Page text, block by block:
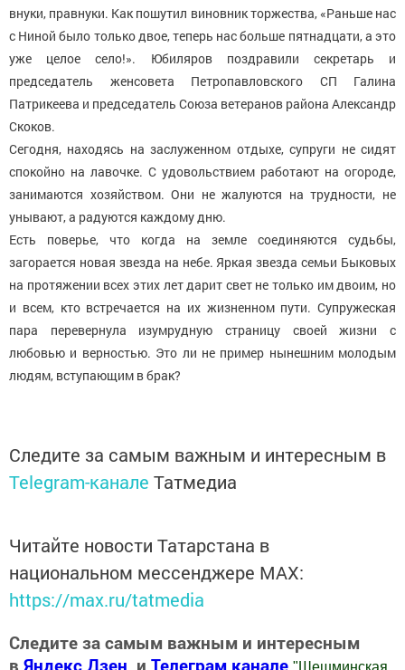
внуки, правнуки. Как пошутил виновник торжества, «Раньше нас
с Ниной было только двое, теперь нас больше пятнадцати, а это
уже целое село!». Юбиляров поздравили секретарь и
председатель женсовета Петропавловского СП Галина
Патрикеева и председатель Союза ветеранов района Александр
Скоков.
Сегодня, находясь на заслуженном отдыхе, супруги не сидят
спокойно на лавочке. С удовольствием работают на огороде,
занимаются хозяйством. Они не жалуются на трудности, не
унывают, а радуются каждому дню.
Есть поверье, что когда на земле соединяются судьбы,
загорается новая звезда на небе. Яркая звезда семьи Быковых
на протяжении всех этих лет дарит свет не только им двоим, но
и всем, кто встречается на их жизненном пути. Супружеская
пара перевернула изумрудную страницу своей жизни с
любовью и верностью. Это ли не пример нынешним молодым
людям, вступающим в брак?
Следите за самым важным и интересным в
Telegram-канале Татмедиа
Читайте новости Татарстана в
национальном мессенджере MАХ:
https://max.ru/tatmedia
Следите за самым важным и интересным
в Яндекс Дзен и Телеграм канале " Шешминская